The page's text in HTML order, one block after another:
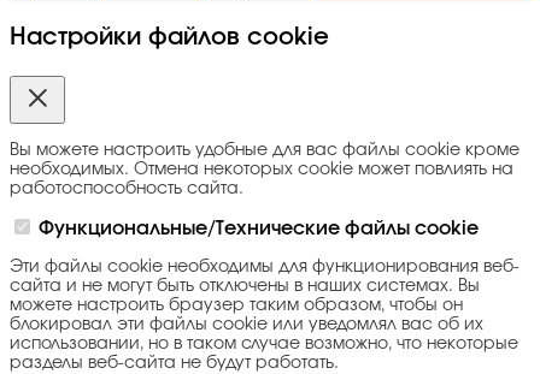
Настройки файлов cookie
Вы можете настроить удобные для вас файлы cookie кроме
необходимых. Отмена некоторых cookie может повлиять на
работоспособность сайта.
Функциональные/Технические файлы cookie
Эти файлы cookie необходимы для функционирования веб-
сайта и не могут быть отключены в наших системах. Вы
можете настроить браузер таким образом, чтобы он
блокировал эти файлы cookie или уведомлял вас об их
использовании, но в таком случае возможно, что некоторые
разделы веб-сайта не будут работать.